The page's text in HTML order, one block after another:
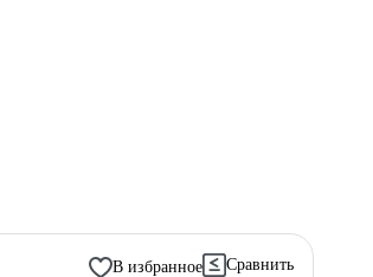
В избранное Сравнить